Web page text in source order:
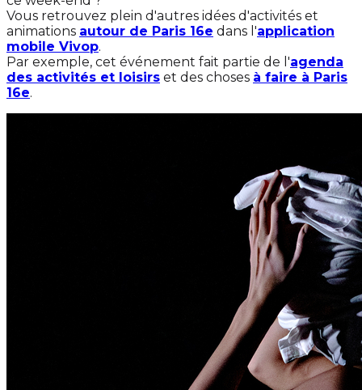
Vous retrouvez plein d'autres idées d'activités et
animations autour de Paris 16e dans l'application
mobile Vivop.
Par exemple, cet événement fait partie de l'agenda
des activités et loisirs et des choses à faire à Paris
16e.